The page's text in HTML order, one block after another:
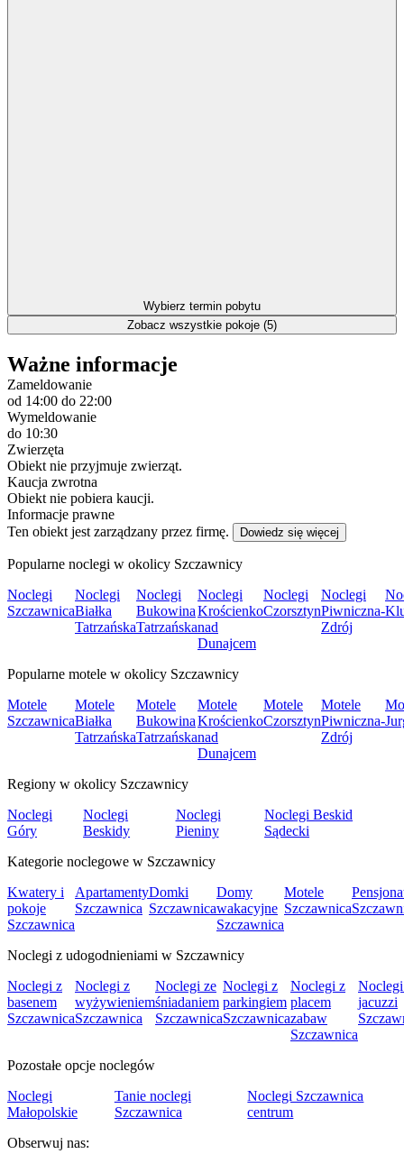
Wybierz termin pobytu
Zobacz wszystkie pokoje (5)
Ważne informacje
Zameldowanie
od 14:00 do 22:00
Wymeldowanie
do 10:30
Zwierzęta
Obiekt nie przyjmuje zwierząt.
Kaucja zwrotna
Obiekt nie pobiera kaucji.
Informacje prawne
Ten obiekt jest zarządzany przez firmę.
Dowiedz się więcej
Popularne noclegi w okolicy Szczawnicy
Noclegi
Szczawnica
Noclegi
Białka
Tatrzańska
Noclegi
Bukowina
Tatrzańska
Noclegi
Krościenko
nad
Dunajcem
Noclegi
Czorsztyn
Noclegi
Piwniczna-
Zdrój
Popularne motele w okolicy Szczawnicy
Motele
Szczawnica
Motele
Białka
Tatrzańska
Motele
Bukowina
Tatrzańska
Motele
Krościenko
nad
Dunajcem
Motele
Czorsztyn
Motele
Piwniczna-
Zdrój
Regiony w okolicy Szczawnicy
Noclegi
Góry
Noclegi
Beskidy
Noclegi
Pieniny
Noclegi Beskid
Sądecki
Kategorie noclegowe w Szczawnicy
Kwatery i
pokoje
Szczawnica
Apartamenty
Szczawnica
Domki
Szczawnica
Domy
wakacyjne
Szczawnica
Motele
Szczawnica
Noclegi z udogodnieniami w Szczawnicy
Noclegi z
basenem
Szczawnica
Noclegi z
wyżywieniem
Szczawnica
Noclegi ze
śniadaniem
Szczawnica
Noclegi z
parkingiem
Szczawnica
Noclegi z
placem
zabaw
Szczawnica
jacuzzi
Pozostałe opcje noclegów
Noclegi
Małopolskie
Tanie noclegi
Szczawnica
Noclegi Szczawnica
centrum
Obserwuj nas: